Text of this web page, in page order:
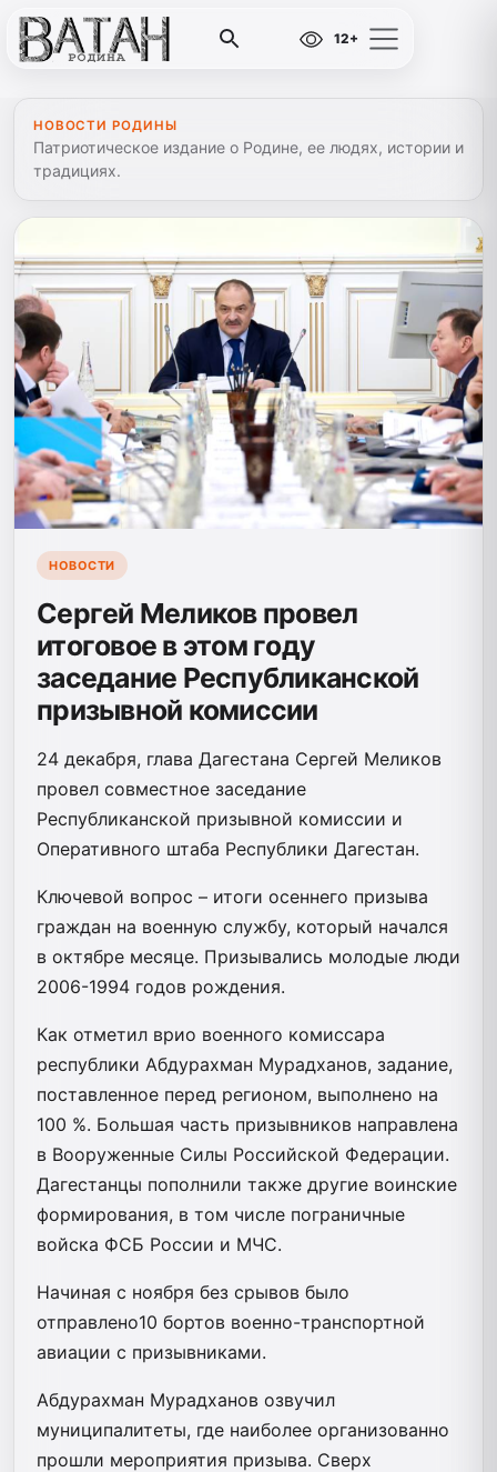
12+
НОВОСТИ РОДИНЫ
Патриотическое издание о Родине, ее людях, истории и
традициях.
НОВОСТИ
Сергей Меликов провел
итоговое в этом году
заседание Республиканской
призывной комиссии
24 декабря, глава Дагестана Сергей Меликов
провел совместное заседание
Республиканской призывной комиссии и
Оперативного штаба Республики Дагестан.
Ключевой вопрос – итоги осеннего призыва
граждан на военную службу, который начался
в октябре месяце. Призывались молодые люди
2006-1994 годов рождения.
Как отметил врио военного комиссара
республики Абдурахман Мурадханов, задание,
поставленное перед регионом, выполнено на
100 %. Большая часть призывников направлена
в Вооруженные Силы Российской Федерации.
Дагестанцы пополнили также другие воинские
формирования, в том числе пограничные
войска ФСБ России и МЧС.
Начиная с ноября без срывов было
отправлено10 бортов военно-транспортной
авиации с призывниками.
Абдурахман Мурадханов озвучил
муниципалитеты, где наиболее организованно
прошли мероприятия призыва. Сверх